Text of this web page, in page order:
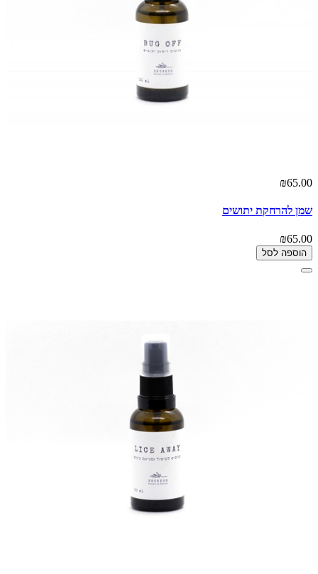
₪65.00
שמן להרחקת יתושים
₪65.00
הוספה לסל